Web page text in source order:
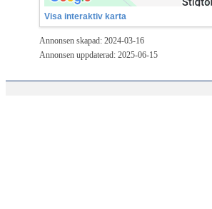
Visa interaktiv karta
Annonsen skapad: 2024-03-16
Annonsen uppdaterad: 2025-06-15